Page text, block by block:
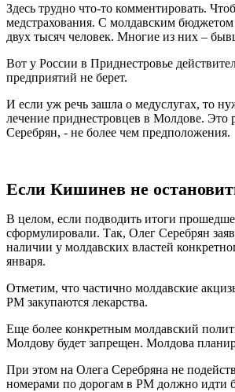
Здесь трудно что-то комментировать.
медстрахования. С молдавским
двух тысяч человек. Многие из них –
Вот у России в Приднестровье
предприятий не берет.
И если уж речь зашла о медуслугах, то
лечение приднестровцев в Молдове. Это
Серебрян, - не более чем предположения.
Если Кишинев не
В целом, если подводить итоги
сформулировали. Так, Олег Серебрян
наличии у молдавских властей
января.
Отметим, что частично молдавские
РМ закупаются лекарства.
Еще более конкретным молдавский
Молдову будет запрещен. Молдова
При этом на Олега Серебряна не
номерами по дорогам в РМ должно идти